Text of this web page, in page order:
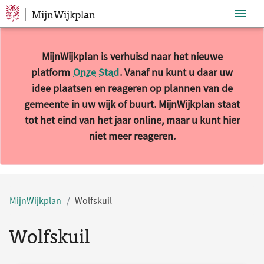
Sla navigatie over
MijnWijkplan
MijnWijkplan is verhuisd naar het nieuwe
platform Onze Stad. Vanaf nu kunt u daar uw
idee plaatsen en reageren op plannen van de
gemeente in uw wijk of buurt. MijnWijkplan staat
tot het eind van het jaar online, maar u kunt hier
niet meer reageren.
MijnWijkplan
Wolfskuil
Wolfskuil